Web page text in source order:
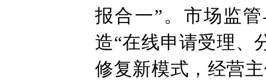
报合一”。市场监
造“在线申请受理、
修复新模式，经营